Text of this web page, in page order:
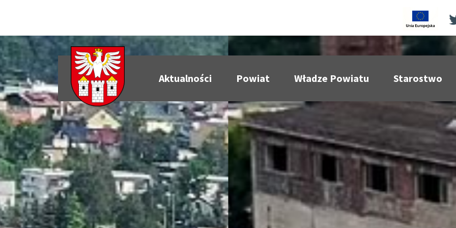
Aktualności pokaż podmenu dla
Powiat pokaż podmenu dla
Władze Powiatu pokaż
Starostwo
Powiat Będziński - informacje